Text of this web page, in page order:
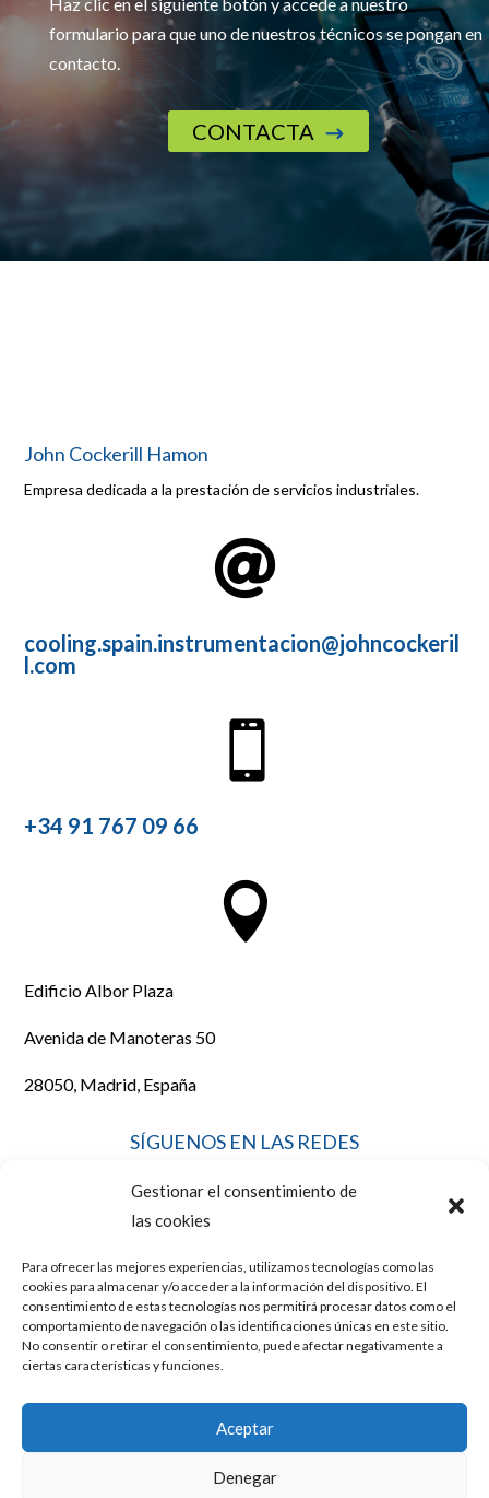
Gestionar el consentimiento de
las cookies
Para ofrecer las mejores experiencias, utilizamos tecnologías como las
cookies para almacenar y/o acceder a la información del dispositivo. El
consentimiento de estas tecnologías nos permitirá procesar datos como el
comportamiento de navegación o las identificaciones únicas en este sitio.
No consentir o retirar el consentimiento, puede afectar negativamente a
ciertas características y funciones.
Aceptar
Denegar
formulario para que uno de nuestros técnicos se pongan en
contacto.
CONTACTA $
John Cockerill Hamon
Empresa dedicada a la prestación de servicios industriales.

cooling.spain.instrumentacion@johncockeril
l.com

+34 91 767 09 66

Edificio Albor Plaza
Avenida de Manoteras 50
28050, Madrid, España
SÍGUENOS EN LAS REDES
LEGAL
AVISO LEGAL
POLÍTICA DE PRIVACIDAD
Diseño y posicionamiento web por